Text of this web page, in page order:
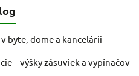
byte, dome a kancelárii
– výšky zásuviek a vypínačov